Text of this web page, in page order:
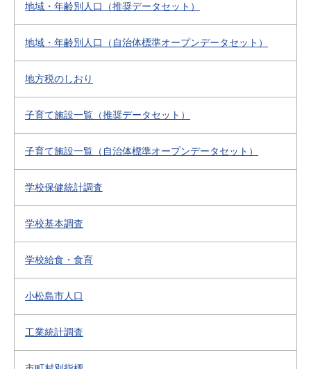
地域・年齢別人口（推奨データセット）
地域・年齢別人口（自治体標準オープンデータセット）
地方税のしおり
子育て施設一覧（推奨データセット）
子育て施設一覧（自治体標準オープンデータセット）
学校保健統計調査
学校基本調査
学校給食・食育
小松島市人口
工業統計調査